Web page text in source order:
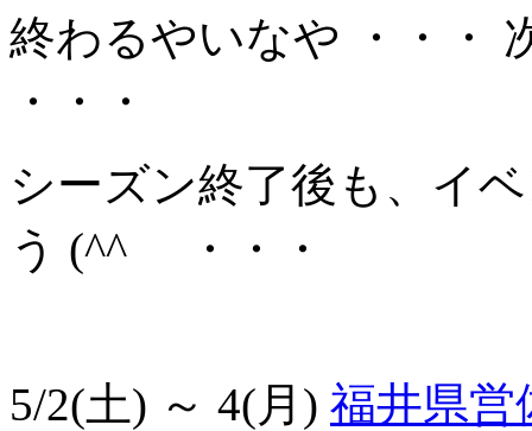
終わるやいなや ・・・
・・・
シーズン終了後も、イ
う (^^ゞ ・・・
5/2(土) ～ 4(月) 福井県営